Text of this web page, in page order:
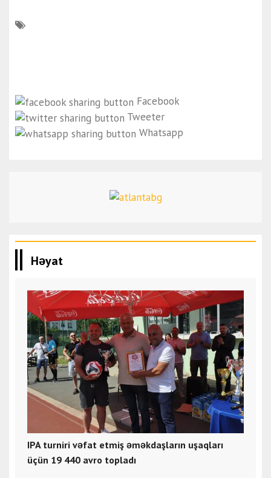
Facebook
Tweeter
Whatsapp
Həyat
IPA turniri vəfat etmiş əməkdaşların uşaqları
üçün 19 440 avro topladı